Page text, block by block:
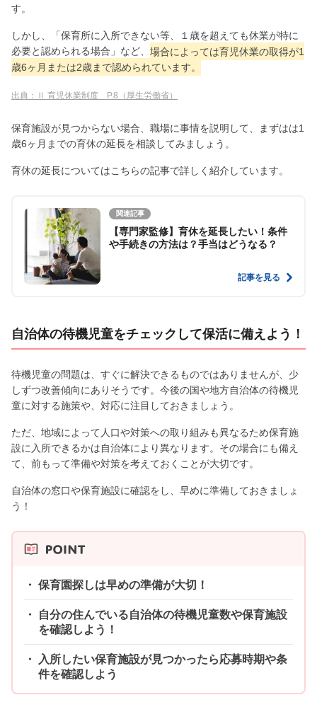
す。
しかし、「保育所に入所できない等、１歳を超えても休業が特に
必要と認められる場合」など、 場合によっては育児休業の取得が1
歳6ヶ月または2歳まで認められています。
出典：Ⅱ 育児休業制度 P.8（厚生労働省）
保育施設が見つからない場合、職場に事情を説明して、まずはは1
歳6ヶ月までの育休の延長を相談してみましょう。
育休の延長についてはこちらの記事で詳しく紹介しています。
関連記事
【専門家監修】育休を延長したい！条件
や手続きの方法は？手当はどうなる？
記事を見る
自治体の待機児童をチェックして保活に備えよう！
待機児童の問題は、すぐに解決できるものではありませんが、少
しずつ改善傾向にありそうです。今後の国や地方自治体の待機児
童に対する施策や、対応に注目しておきましょう。
ただ、地域によって人口や対策への取り組みも異なるため保育施
設に入所できるかは自治体により異なります。その場合にも備え
て、前もって準備や対策を考えておくことが大切です。
自治体の窓口や保育施設に確認をし、早めに準備しておきましょ
う！
保育園探しは早めの準備が大切！
自分の住んでいる自治体の待機児童数や保育施設
を確認しよう！
入所したい保育施設が見つかったら応募時期や条
件を確認しよう